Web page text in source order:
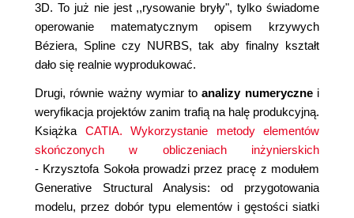
3D. To już nie jest ,,rysowanie bryły", tylko świadome
operowanie matematycznym opisem krzywych
Béziera, Spline czy NURBS, tak aby finalny kształt
dało się realnie wyprodukować.
Drugi, równie ważny wymiar toanalizy numerycznei
weryfikacja projektów zanim trafią na halę produkcyjną.
Książka CATIA. Wykorzystanie metody elementów
skończonych w obliczeniach inżynierskich
- Krzysztofa Sokoła prowadzi przez pracę z modułem
Generative Structural Analysis: od przygotowania
modelu, przez dobór typu elementów i gęstości siatki